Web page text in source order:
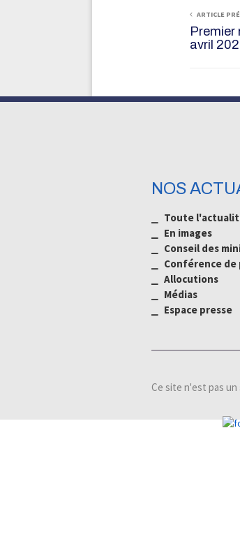
ARTICLE
Premier
avril
NOS
⎯ Toute
⎯ En images
⎯ Conseil des
⎯ Conférence de
⎯ Allocutions
⎯ Médias
Espace presse
Ce site n'est pas